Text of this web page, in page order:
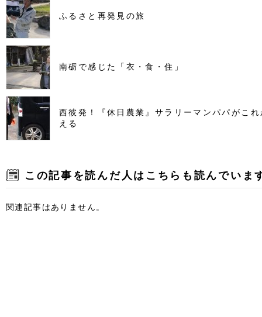
ふるさと再発見の旅
南砺で感じた「衣・食・住」
西彼発！『休日農業』サラリーマンパパがこ
える
この記事を読んだ人はこちらも読んでいま
関連記事はありません。